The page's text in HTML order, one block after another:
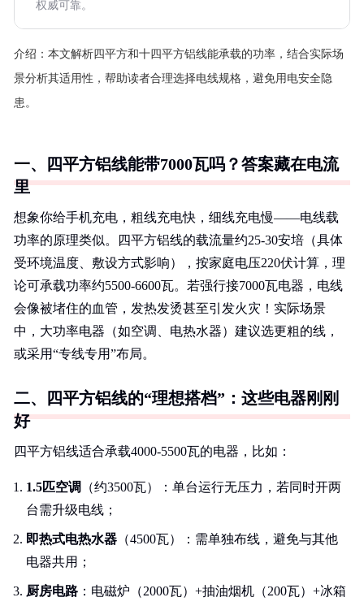
权威可靠。
介绍： 本文解析四平方和十四平方铝线能承载的功率，结合实际场
景分析其适用性，帮助读者合理选择电线规格，避免用电安全隐
患。
一、四平方铝线能带7000瓦吗？答案藏在电流
里
想象你给手机充电，粗线充电快，细线充电慢——电线载
功率的原理类似。四平方铝线的载流量约25-30安培（具体
受环境温度、敷设方式影响），按家庭电压220伏计算，理
论可承载功率约5500-6600瓦。若强行接7000瓦电器，电线
会像被堵住的血管，发热发烫甚至引发火灾！实际场景
中，大功率电器（如空调、电热水器）建议选更粗的线，
或采用“专线专用”布局。
二、四平方铝线的“理想搭档”：这些电器刚刚
好
四平方铝线适合承载4000-5500瓦的电器，比如：
1.5匹空调
（约3500瓦）：单台运行无压力，若同时开两
台需升级电线；
即热式电热水器 （4500瓦）：需单独布线，避免与其他
电器共用；
厨房电路 ：电磁炉（2000瓦）+抽油烟机（200瓦）+冰箱